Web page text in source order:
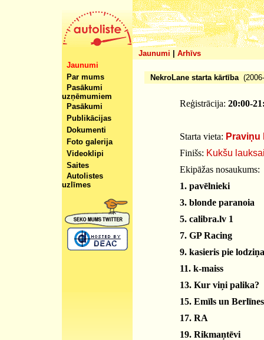
Jaunumi
Arhīvs
Jaunumi
Par mums
Pasākumi
uzņēmumiem
Pasākumi
Publikācijas
Dokumenti
Foto galerija
Videoklipi
Saites
Autolistes
uzlīmes
NekroLane starta kārtība(2006-
Reģistrācija: 20:00-
Starta vieta: Praviņu
Finišs: Kukšu
Ekipāžas nosaukums:
1. pavēlnieki
3. blonde paranoia
5. calibra.lv 1
7. GP Racing
9. kasieris pie lodziņa
11. k-maiss
13. Kur viņi palika?
15. Emīls un
17. RA
19. Rikmaņtēvi